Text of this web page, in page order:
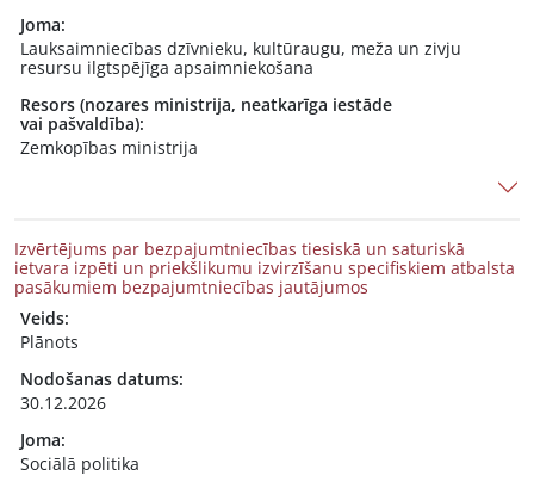
Joma:
Lauksaimniecības dzīvnieku, kultūraugu, meža un zivju
resursu ilgtspējīga apsaimniekošana
Resors (nozares ministrija, neatkarīga iestāde
vai pašvaldība):
Zemkopības ministrija
Izvērtējums par bezpajumtniecības tiesiskā un saturiskā
ietvara izpēti un priekšlikumu izvirzīšanu specifiskiem atbalsta
pasākumiem bezpajumtniecības jautājumos
Veids:
Plānots
Nodošanas datums:
30.12.2026
Joma:
Sociālā politika